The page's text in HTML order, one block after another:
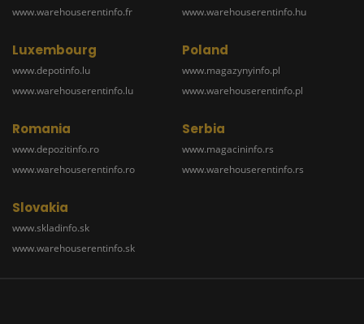
www.warehouserentinfo.fr
www.warehouserentinfo.hu
Luxembourg
www.depotinfo.lu
www.warehouserentinfo.lu
Poland
www.magazynyinfo.pl
www.warehouserentinfo.pl
Romania
www.depozitinfo.ro
www.warehouserentinfo.ro
Serbia
www.magacininfo.rs
www.warehouserentinfo.rs
Slovakia
www.skladinfo.sk
www.warehouserentinfo.sk